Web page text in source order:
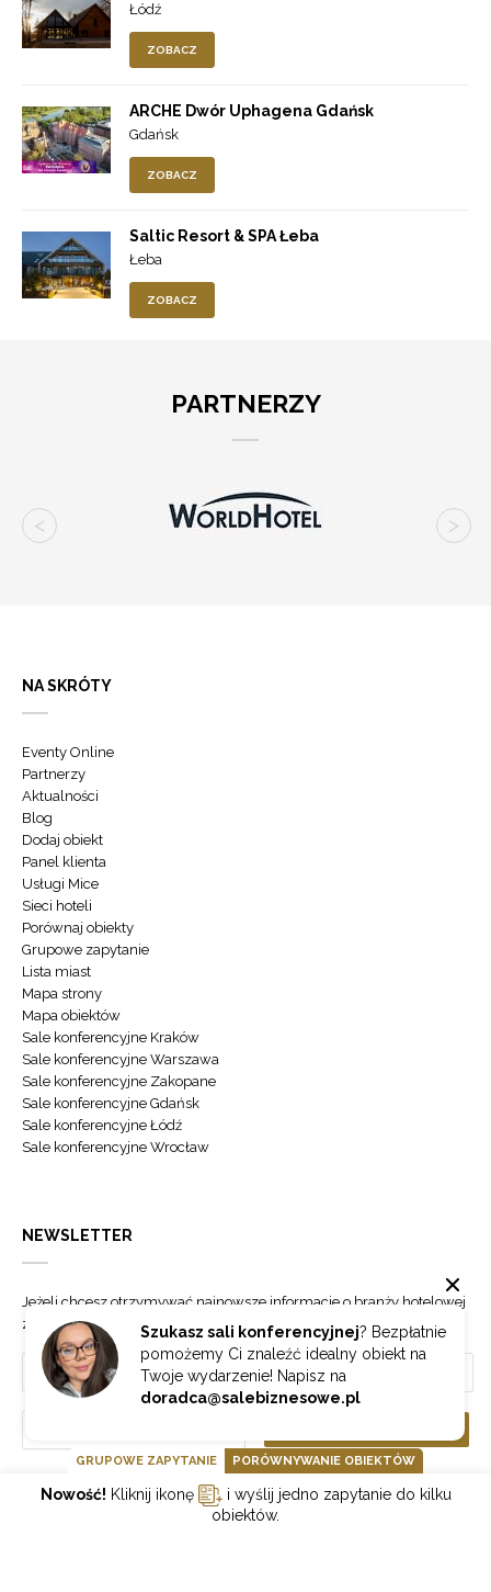
Łódź
ZOBACZ
ARCHE Dwór Uphagena Gdańsk
Gdańsk
ZOBACZ
Saltic Resort & SPA Łeba
Łeba
ZOBACZ
PARTNERZY
Szukasz sali konferencyjnej? Bezpłatnie
pomożemy Ci znaleźć idealny obiekt na
Twoje wydarzenie! Napisz na
doradca@salebiznesowe.pl
NA SKRÓTY
Eventy Online
Partnerzy
Aktualności
Blog
Dodaj obiekt
Panel klienta
Usługi Mice
Sieci hoteli
Porównaj obiekty
Grupowe zapytanie
Lista miast
Mapa strony
Mapa obiektów
Sale konferencyjne Kraków
Sale konferencyjne Warszawa
Sale konferencyjne Zakopane
Sale konferencyjne Gdańsk
Sale konferencyjne Łódź
Sale konferencyjne Wrocław
NEWSLETTER
Jeżeli chcesz otrzymywać najnowsze informacje o branży hotelowej
zapisz się do naszego newslettera.
GOONLINE.PL SPÓŁKA Z OGRANICZONĄ ODPOWIEDZIALNOŚCIĄ SP.K.
GRUPOWE ZAPYTANIE PORÓWNYWANIE OBIEKTÓW
Nowość! Kliknij ikonę
i wyślij jedno zapytanie do kilku
obiektów.